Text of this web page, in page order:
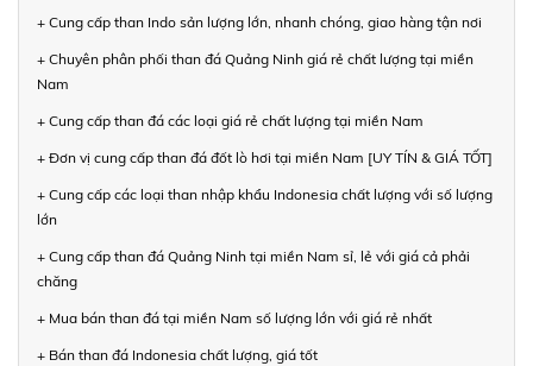
+ Cung cấp than Indo sản lượng lớn, nhanh chóng, giao hàng tận nơi
+ Chuyên phân phối than đá Quảng Ninh giá rẻ chất lượng tại miền
Nam
+ Cung cấp than đá các loại giá rẻ chất lượng tại miền Nam
+ Đơn vị cung cấp than đá đốt lò hơi tại miền Nam [UY TÍN & GIÁ TỐT]
+ Cung cấp các loại than nhập khẩu Indonesia chất lượng với số lượng
lớn
+ Cung cấp than đá Quảng Ninh tại miền Nam sỉ, lẻ với giá cả phải
chăng
+ Mua bán than đá tại miền Nam số lượng lớn với giá rẻ nhất
+ Bán than đá Indonesia chất lượng, giá tốt